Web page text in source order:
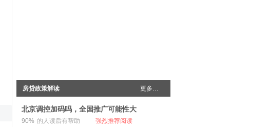
房贷政策解读 更多…
北京调控加码吗，全国推广可能性大
90% 的人读后有帮助 强烈推荐阅读